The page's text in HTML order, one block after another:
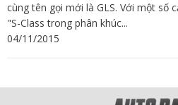
cùng tên gọi mới là GLS. Với một số
"S-Class trong phân khúc...
04/11/2015